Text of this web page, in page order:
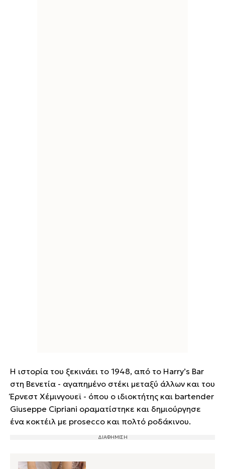
Η ιστορία του ξεκινάει το 1948, από το Harry’s Bar
στη Βενετία - αγαπημένο στέκι μεταξύ άλλων και του
Έρνεστ Χέμινγουεϊ - όπου ο ιδιοκτήτης και bartender
Giuseppe Cipriani οραματίστηκε και δημιούργησε
ένα κοκτέιλ με prosecco και πολτό ροδάκινου.